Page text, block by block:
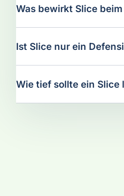
Was bewirkt Slice
Ist Slice nur ein
Wie tief sollte ein Slice